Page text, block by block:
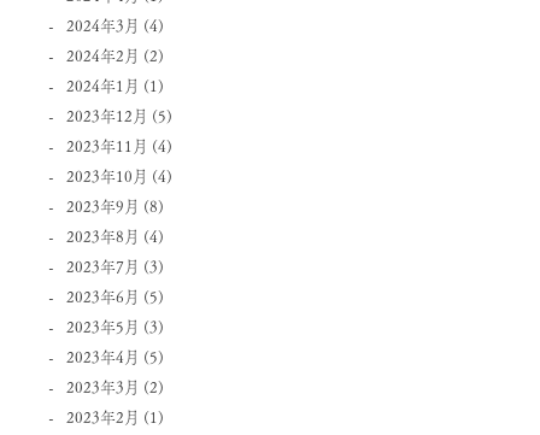
2024年3月 (4)
2024年2月 (2)
2024年1月 (1)
2023年12月 (5)
2023年11月 (4)
2023年10月 (4)
2023年9月 (8)
2023年8月 (4)
2023年7月 (3)
2023年6月 (5)
2023年5月 (3)
2023年4月 (5)
2023年3月 (2)
2023年2月 (1)